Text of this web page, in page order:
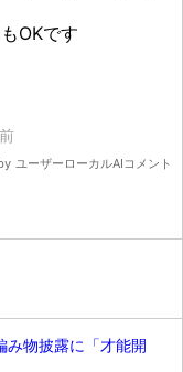
み物披露に「才能開